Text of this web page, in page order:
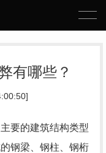
有哪些？
要的建筑结构类型
钢梁、钢柱、钢桁